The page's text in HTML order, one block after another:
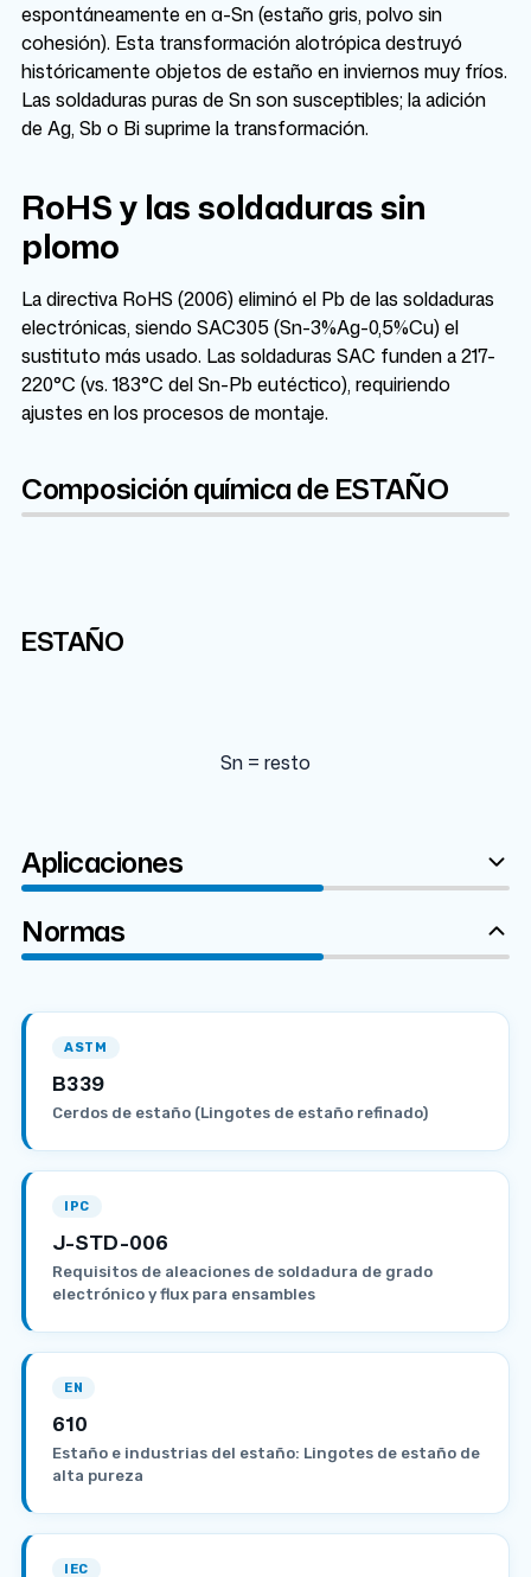
espontáneamente en α-Sn (estaño gris, polvo sin
cohesión). Esta transformación alotrópica destruyó
históricamente objetos de estaño en inviernos muy fríos.
Las soldaduras puras de Sn son susceptibles; la adición
de Ag, Sb o Bi suprime la transformación.
RoHS y las soldaduras sin
plomo
La directiva RoHS (2006) eliminó el Pb de las soldaduras
electrónicas, siendo SAC305 (Sn-3%Ag-0,5%Cu) el
sustituto más usado. Las soldaduras SAC funden a 217-
220°C (vs. 183°C del Sn-Pb eutéctico), requiriendo
ajustes en los procesos de montaje.
Composición química de ESTAÑO
ESTAÑO
Sn = resto
Aplicaciones
Normas
ASTM
B339
Cerdos de estaño (Lingotes de estaño refinado)
IPC
J-STD-006
Requisitos de aleaciones de soldadura de grado
electrónico y flux para ensambles
EN
610
Estaño e industrias del estaño: Lingotes de estaño de
alta pureza
IEC